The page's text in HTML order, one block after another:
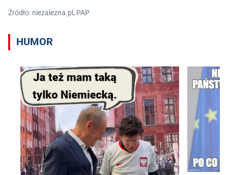
Źródło: niezalezna.pl, PAP
HUMOR